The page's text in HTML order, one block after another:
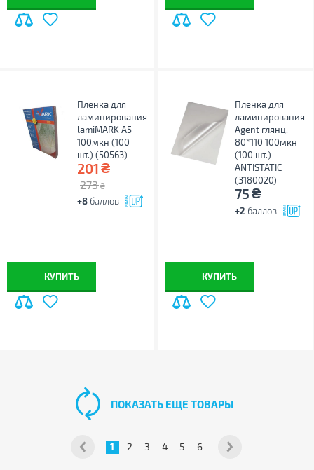
Пленка для
ламинирования
lamiMARK А5
100мкн (100
шт.) (50563)
201₴
273 ₴
+8 баллов
КУПИТЬ
Пленка для
ламинирования
Agent глянц.
80*110 100мкн
(100 шт.)
ANTISTATIC
(3180020)
75₴
+2 баллов
КУПИТЬ
1 2 3 4 5 6
ПОКАЗАТЬ ЕЩЕ ТОВАРЫ